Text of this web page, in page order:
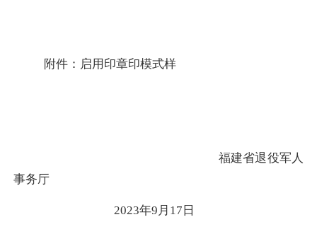
附件：启用印章印模式样
福建省退役军人
事务厅
2023年9 月 17 日